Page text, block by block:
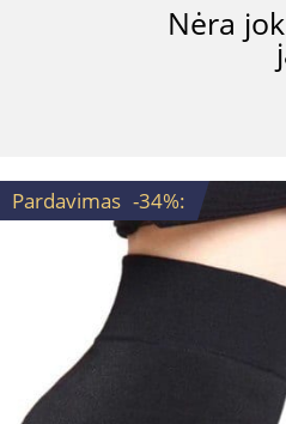
Nėra
Pardavimas -34%: